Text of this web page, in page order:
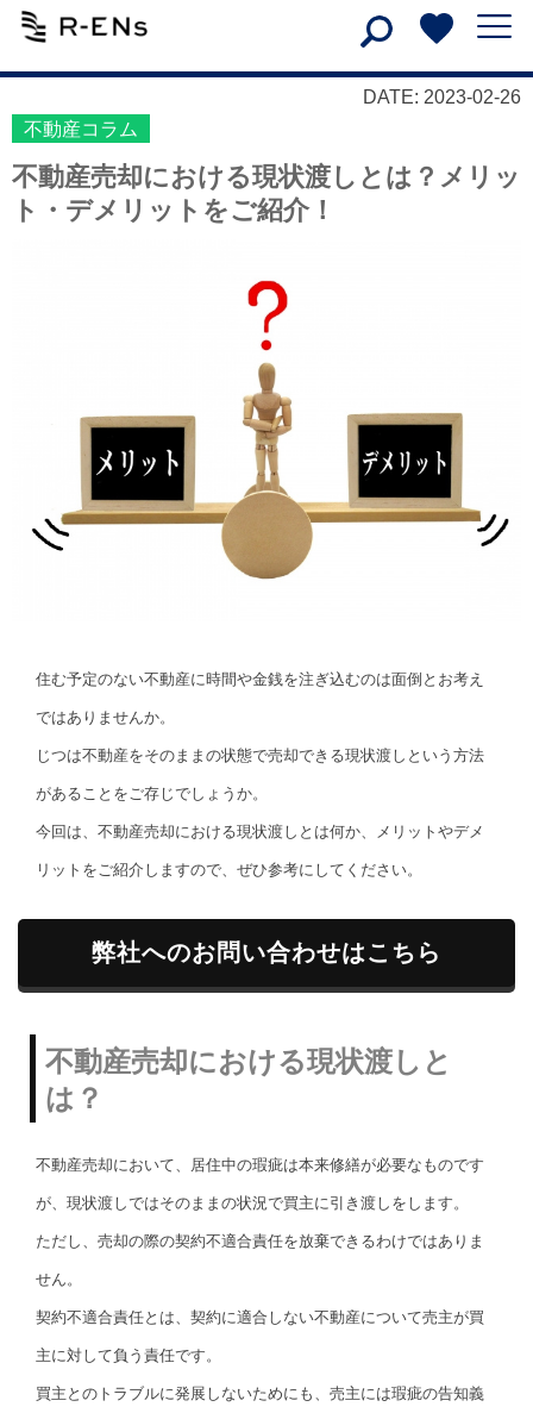
DATE: 2023-02-26
不動産コラム
不動産売却における現状渡しとは？メリッ
ト・デメリットをご紹介！
住む予定のない不動産に時間や金銭を注ぎ込むのは面倒とお考え
ではありませんか。
じつは不動産をそのままの状態で売却できる現状渡しという方法
があることをご存じでしょうか。
今回は、不動産売却における現状渡しとは何か、メリットやデメ
リットをご紹介しますので、ぜひ参考にしてください。
弊社へのお問い合わせはこちら
不動産売却における現状渡しと
は？
不動産売却において、居住中の瑕疵は本来修繕が必要なものです
が、現状渡しではそのままの状況で買主に引き渡しをします。
ただし、売却の際の契約不適合責任を放棄できるわけではありま
せん。
契約不適合責任とは、契約に適合しない不動産について売主が買
主に対して負う責任です。
買主とのトラブルに発展しないためにも、売主には瑕疵の告知義